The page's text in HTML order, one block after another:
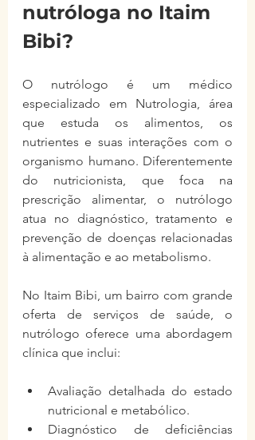
nutróloga no Itaim
Bibi?
O nutrólogo é um médico
especializado em Nutrologia, área
que estuda os alimentos, os
nutrientes e suas interações com o
organismo humano. Diferentemente
do nutricionista, que foca na
prescrição alimentar, o nutrólogo
atua no diagnóstico, tratamento e
prevenção de doenças relacionadas
à alimentação e ao metabolismo.
No Itaim Bibi, um bairro com grande
oferta de serviços de saúde, o
nutrólogo oferece uma abordagem
clínica que inclui:
Avaliação detalhada do estado
nutricional e metabólico.
Diagnóstico de deficiências